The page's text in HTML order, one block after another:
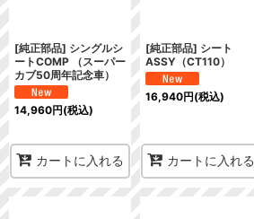
[純正部品] シングルシ
ートCOMP （スーパー
カブ50周年記念車）
14,960円(税込)
カートに入れる
[純正部品] シート
ASSY（CT110）
16,940円(税込)
カートに入れる